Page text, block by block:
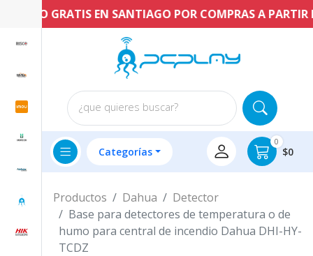
ENVÍO GRATIS EN SANTIAGO POR COMPRAS A PARTIR
¿que quieres buscar?
Categorías
0
$0
Productos Dahua
Detector
Base para detectores de temperatura o de
humo para central de incendio Dahua DHI-HY-
TCDZ